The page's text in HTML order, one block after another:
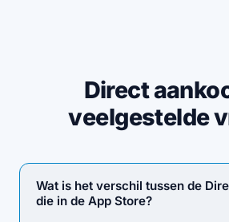
Direct
veelgestelde
Wat is het verschil tussen de
die in de App Store?